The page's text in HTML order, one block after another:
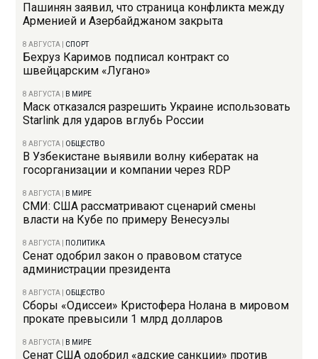
Пашинян заявил, что страница конфликта между
Арменией и Азербайджаном закрыта
8 АВГУСТА СПОРТ
Бехруз Каримов подписал контракт со
швейцарским «Лугано»
8 АВГУСТА В МИРЕ
Маск отказался разрешить Украине использовать
Starlink для ударов вглубь России
8 АВГУСТА ОБЩЕСТВО
В Узбекистане выявили волну кибератак на
госорганизации и компании через RDP
8 АВГУСТА В МИРЕ
СМИ: США рассматривают сценарий смены
власти на Кубе по примеру Венесуэлы
8 АВГУСТА ПОЛИТИКА
Сенат одобрил закон о правовом статусе
администрации президента
8 АВГУСТА ОБЩЕСТВО
Сборы «Одиссеи» Кристофера Нолана в мировом
прокате превысили 1 млрд долларов
8 АВГУСТА В МИРЕ
Сенат США одобрил «адские санкции» против